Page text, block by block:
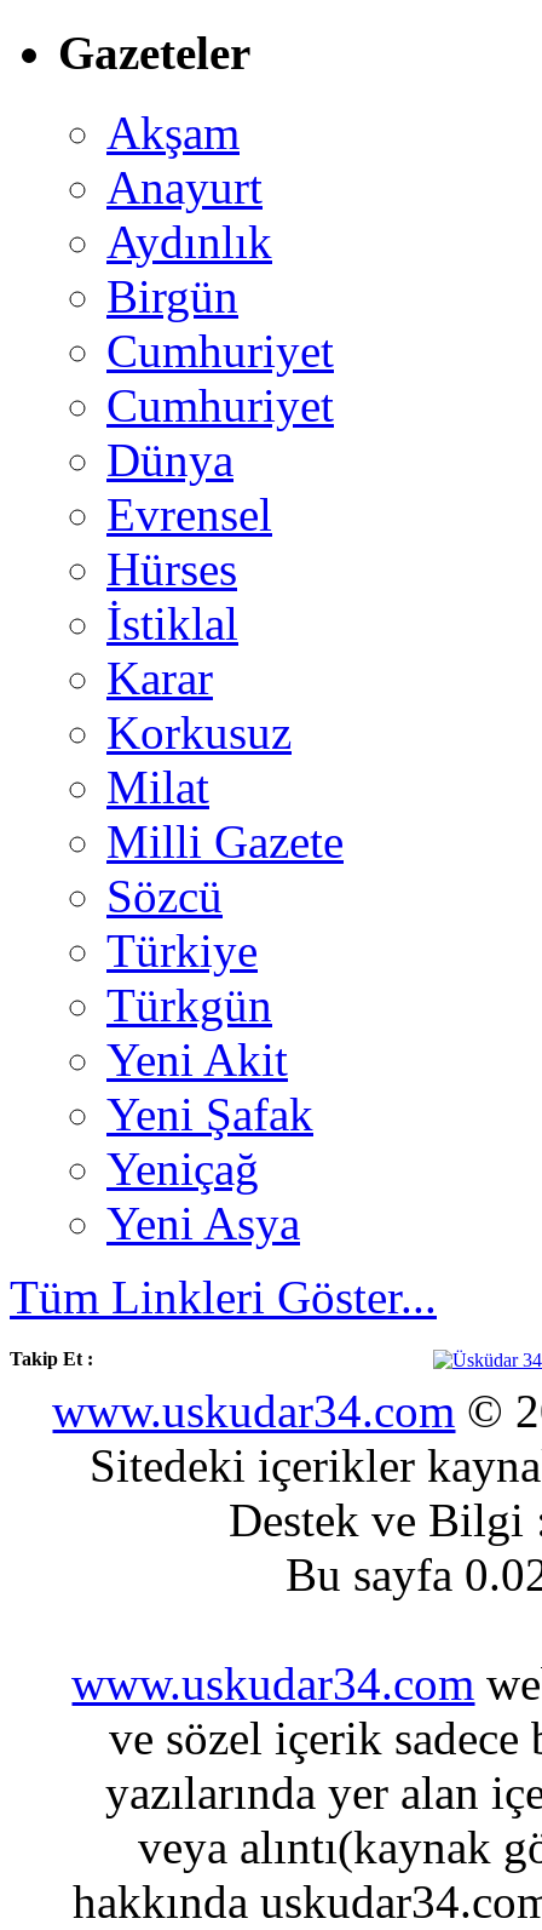
Gazeteler
Akşam
Anayurt
Aydınlık
Birgün
Cumhuriyet
Cumhuriyet
Dünya
Evrensel
Hürses
İstiklal
Karar
Korkusuz
Milat
Milli Gazete
Sözcü
Türkiye
Türkgün
Yeni Akit
Yeni Şafak
Yeniçağ
Yeni Asya
Tüm Linkleri Göster...
Takip Et :
www.uskudar34.com ©
Sitedeki içerikler
Destek ve
Bu sayfa
www.uskudar34.com
ve sözel içerik sadece
yazılarında yer alan
veya alıntı(kaynak
hakkında